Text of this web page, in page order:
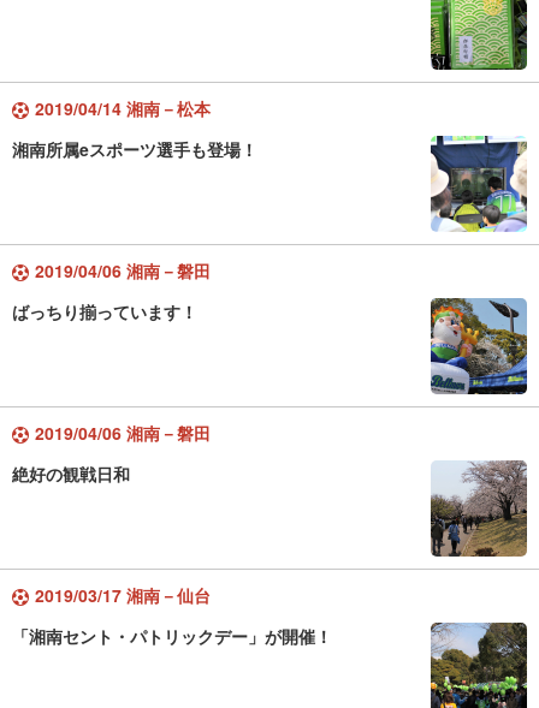
2019/04/14 湘南－松本
湘南所属eスポーツ選手も登場！
2019/04/06 湘南－磐田
ばっちり揃っています！
2019/04/06 湘南－磐田
絶好の観戦日和
2019/03/17 湘南－仙台
「湘南セント・パトリックデー」が開催！